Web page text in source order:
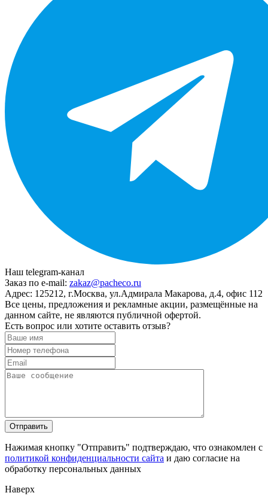
Наш telegram-канал
Заказ по e-mail: zakaz@pacheco.ru
Адрес: 125212, г.Москва, ул.Адмирала Макарова, д.4, офис 112
Все цены, предложения и рекламные акции, размещённые на
данном сайте, не являются публичной офертой.
Есть вопрос или хотите оставить отзыв?
Нажимая кнопку "Отправить" подтверждаю, что ознакомлен с
политикой конфиденциальности сайта и даю согласие на
обработку персональных данных
Наверх